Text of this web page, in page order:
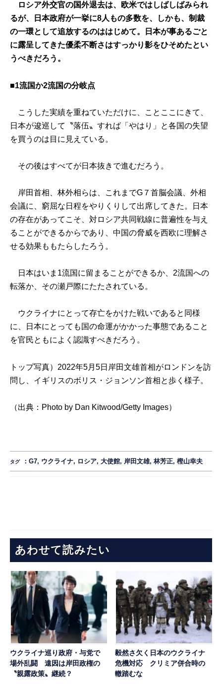
ロシア外交官の国外退去は、欧米ではしばしばみられ
るが、日本政府が一挙に8人もの多数を、しかも、制裁
の一環として追放するのははじめて。日本が事あるごと
に露呈してきた優柔不断さはすっかり影をひそめたとい
うべきだろう。
■1流国か2流国の分岐点
こうした実績を重ねていただけに、ことここにきて、
日本が逡巡して〝落伍〟すれば「やはり」と各国の失望
を買うのは目に見えている。
その後はすべてが日本抜きで進むだろう。
岸田首相、林外相らは、これまでG７首脳会議、外相
会議に、窮屈な日程をやりくりして出席してきた。日本
の存在があってこそ、対ロシア共同戦線に普遍性を与え
ることができるからであり、中国の脅威を西欧に理解さ
せる効果ももたらしたろう。
日本はいま1流国に留まることができるか、2流国への
転落か、その瀬戸際にたたされている。
ウクライナにとって存亡をかけた戦いであると同様
に、日本にとっても国の命運がかかった事態であること
を官民ともによく認識すべきだろう。
トップ写真）2022年5月5日岸田文雄首相がロンドンを訪
問し、イギリスのボリス・ジョンソン首相と歩く様子。
（出典： Photo by Dan Kitwood/Getty Images）
タグ ：G7, ウクライナ, ロシア,大使館, 岸田文雄,林芳正,樫山幸夫
あわせて読みたい
ウクライナ巡り政府・与党で
場外乱闘 遠因は岸田政権の
〝親露政策〟継続？
毅然さ欠く日本のウクライナ
危機対応 クリミア併合時の
轍踏むな